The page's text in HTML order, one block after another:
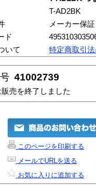
T-AD2BK
メーカー保証
ド
いて
特定商取引
41002739
売を終了しました
このページを印刷する
メールでURLを送る
お気に入りに追加する